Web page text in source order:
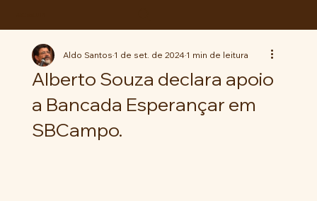
Alberto Souza declara apoio
a Bancada Esperançar em
SBCampo.
Aldo Santos1 de set. de 20241 min de leitura